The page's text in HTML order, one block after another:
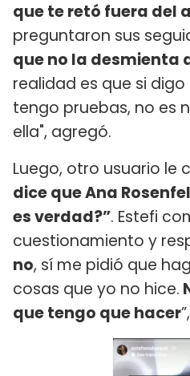
que te retó fuera del
preguntaron sus
que no la desmienta
realidad es que si
tengo pruebas, no es
ella", agregó.
Luego, otro usuario le
dice que Ana
es verdad?”. Estefi
cuestionamiento y
no, sí me pidió que
cosas que yo no hice.
que tengo que hacer